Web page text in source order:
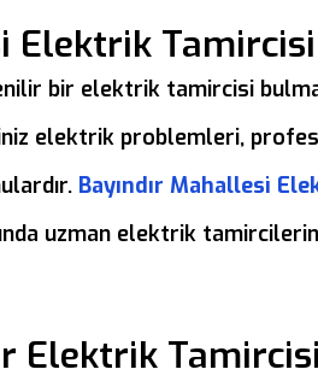
Elektrik
bir elektrik tamircisi
elektrik problemleri,
Bayındır Mahallesi
uzman elektrik
Elektrik